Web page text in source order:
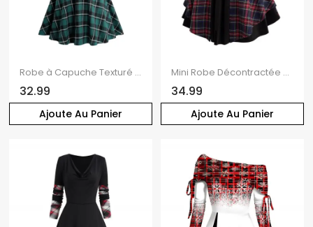
Ajoute Au Panier
Robe à Capuche Texturé à Carreaux Imprimé en Blocs de Couleurs à Manches Longues à Cordon
32.99
Ajoute Au Panier
Mini Robe Décontractée à Carreaux Imprimé à Bretelle Bouclée Fausse Deux Pièces
34.99